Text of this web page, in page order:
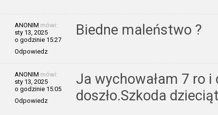
ANONIM mówi:
sty 13, 2025
o godzinie 15:27
Odpowiedz
Biedne maleństwo ?
ANONIM mówi:
sty 13, 2025
o godzinie 15:05
Odpowiedz
Ja wychowałam 7 ro
doszło.Szkoda